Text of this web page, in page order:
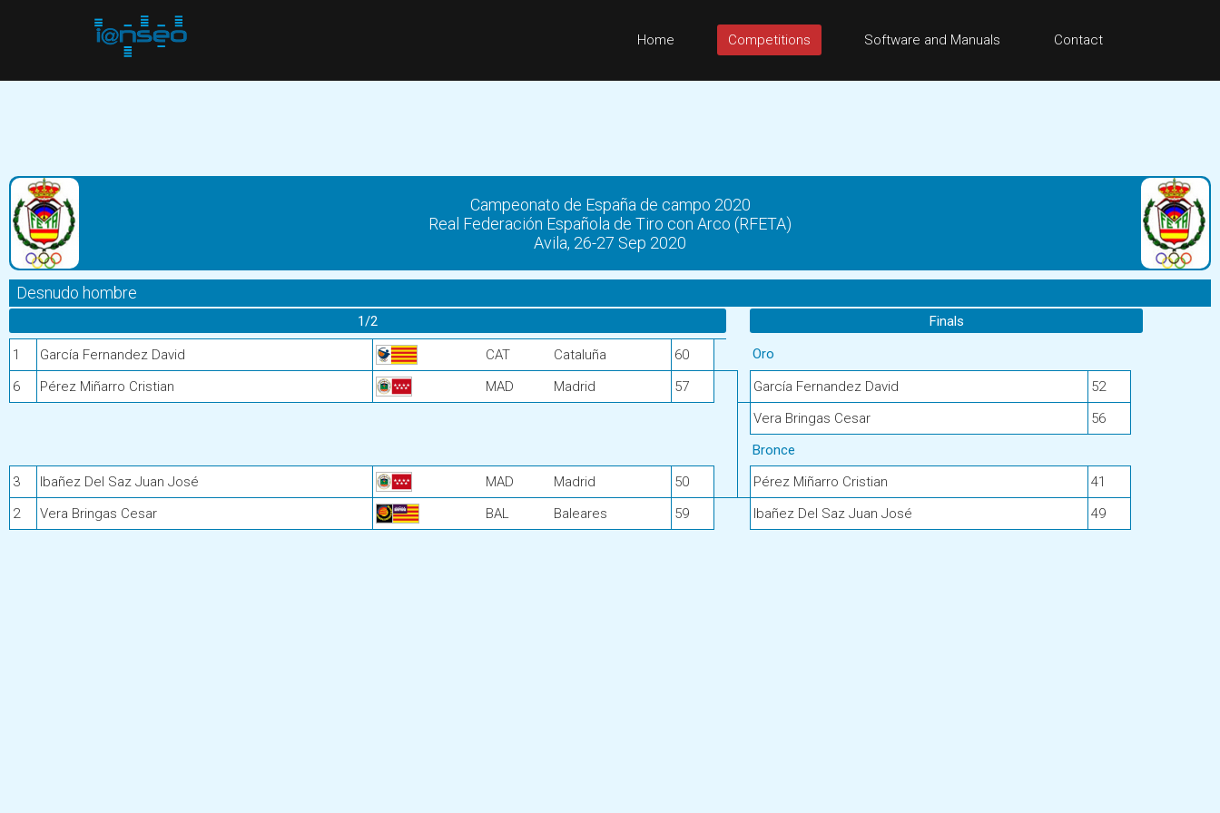
Home Competitions Software and Manuals Contact
Campeonato de España de campo 2020
Real Federación Española de Tiro con Arco (RFETA)
Avila, 26-27 Sep 2020
Desnudo hombre
1/2 Finals
1 García Fernandez David CAT Cataluña 60
Oro
6
Pérez Miñarro Cristian MAD Madrid 57 García Fernandez David
52
Vera Bringas Cesar
56
Bronce
3
Ibañez Del Saz Juan José MAD Madrid 50 Pérez Miñarro Cristian
41
2
Vera Bringas Cesar BAL Baleares 59 Ibañez Del Saz Juan José 49